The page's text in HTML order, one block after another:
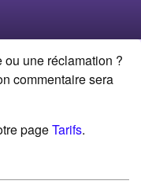
une réclamation ?
commentaire sera
pageTarifs.